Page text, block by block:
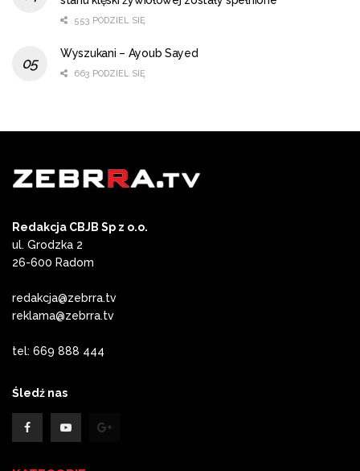
553 PODZIEL SIĘ
Wyszukani – Ayoub Sayed
663 PODZIEL SIĘ
Redakcja CBJB Sp z o.o.
ul. Grodzka 2
26-600 Radom
redakcja@zebrra.tv
reklama@zebrra.tv
tel: 669 888 444
Śledź nas